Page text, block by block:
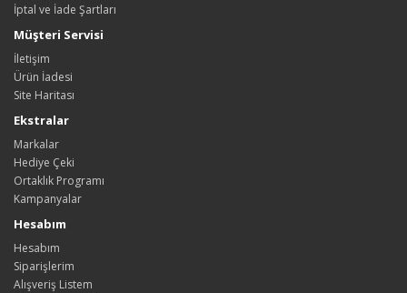
İptal ve İade Şartları
Müşteri Servisi
İletişim
Ürün İadesi
Site Haritası
Ekstralar
Markalar
Hediye Çeki
Ortaklık Programı
Kampanyalar
Hesabım
Hesabım
Siparişlerim
Alışveriş Listem